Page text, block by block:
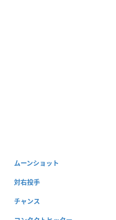
ムーンショット
対右投手
チャンス